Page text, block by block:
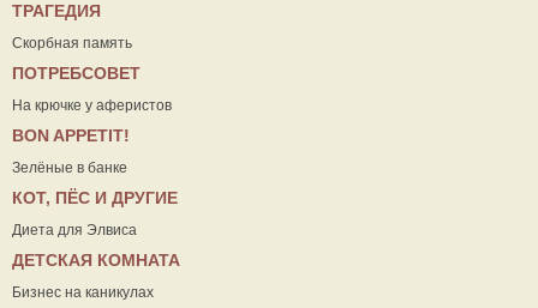
ТРАГЕДИЯ
Скорбная память
ПОТРЕБСОВЕТ
На крючке у аферистов
ВON APPETIT!
Зелёные в банке
КОТ, ПЁС И ДРУГИЕ
Диета для Элвиса
ДЕТСКАЯ КОМНАТА
Бизнес на каникулах